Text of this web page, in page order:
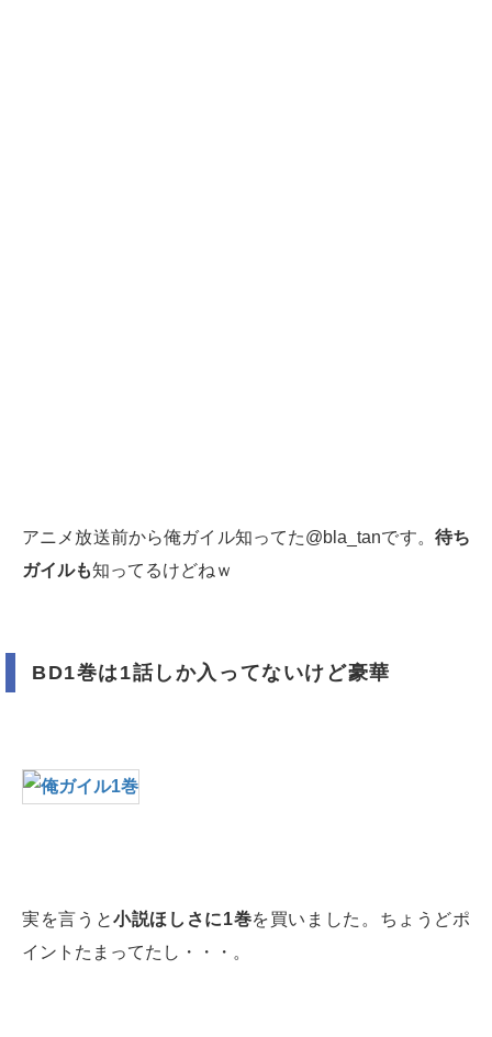
アニメ放送前から俺ガイル知ってた@bla_tanです。 待ち
ガイルも知ってるけどねｗ
BD1巻は1話しか入ってないけど豪華
実を言うと小説ほしさに1巻を買いました。ちょうどポ
イントたまってたし・・・。